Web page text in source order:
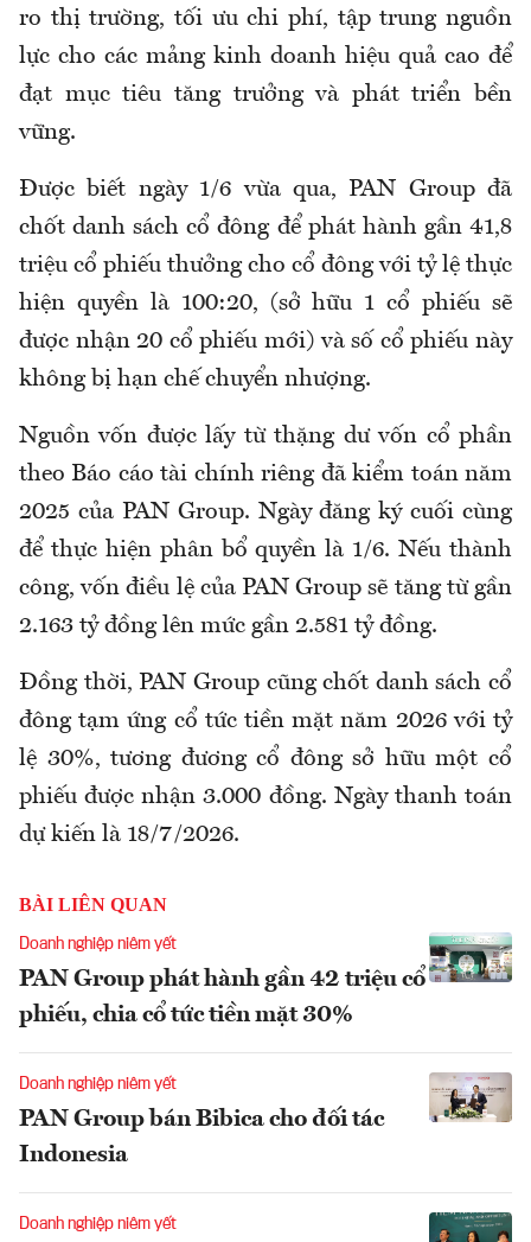
ro thị trường, tối ưu chi phí, tập trung nguồn
lực cho các mảng kinh doanh hiệu quả cao để
đạt mục tiêu tăng trưởng và phát triển bền
vững.
Được biết ngày 1/6 vừa qua, PAN Group đã
chốt danh sách cổ đông để phát hành gần 41,8
triệu cổ phiếu thưởng cho cổ đông với tỷ lệ thực
hiện quyền là 100:20, (sở hữu 1 cổ phiếu sẽ
được nhận 20 cổ phiếu mới) và số cổ phiếu này
không bị hạn chế chuyển nhượng.
Nguồn vốn được lấy từ thặng dư vốn cổ phần
theo Báo cáo tài chính riêng đã kiểm toán năm
2025 của PAN Group. Ngày đăng ký cuối cùng
để thực hiện phân bổ quyền là 1/6. Nếu thành
công, vốn điều lệ của PAN Group sẽ tăng từ gần
2.163 tỷ đồng lên mức gần 2.581 tỷ đồng.
Đồng thời, PAN Group cũng chốt danh sách cổ
đông tạm ứng cổ tức tiền mặt năm 2026 với tỷ
lệ 30%, tương đương cổ đông sở hữu một cổ
phiếu được nhận 3.000 đồng. Ngày thanh toán
dự kiến là 18/7/2026.
BÀI LIÊN QUAN
Doanh nghiệp niêm yết
PAN Group phát hành gần 42 triệu cổ
phiếu, chia cổ tức tiền mặt 30%
Doanh nghiệp niêm yết
PAN Group bán Bibica cho đối tác
Indonesia
Doanh nghiệp niêm yết